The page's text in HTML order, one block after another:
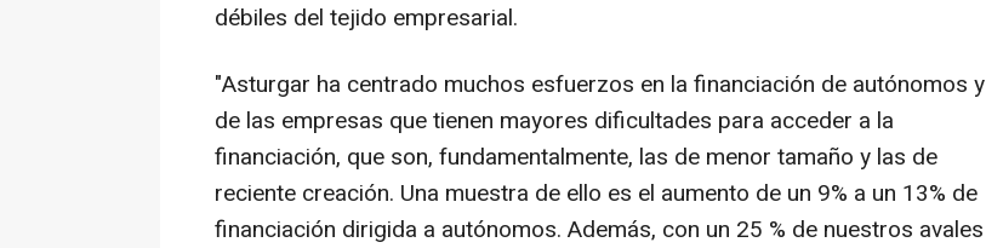
débiles del tejido empresarial.
"Asturgar ha centrado muchos esfuerzos en la financiación de autónomos y
de las empresas que tienen mayores dificultades para acceder a la
financiación, que son, fundamentalmente, las de menor tamaño y las de
reciente creación. Una muestra de ello es el aumento de un 9% a un 13% de
financiación dirigida a autónomos. Además, con un 25 % de nuestros avales